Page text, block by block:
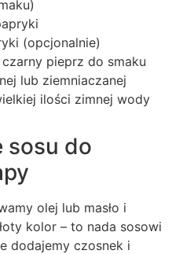
(opcjonalnie)
pieprz do smaku
lub ziemniaczanej
ilości zimnej wody
sosu do
olej lub masło i
kolor – to nada sosowi
dodajemy czosnek i